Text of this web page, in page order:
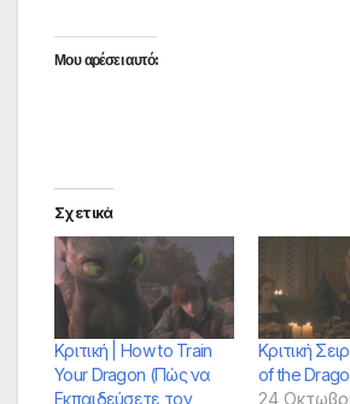
Μου αρέσει αυτό:
Σχετικά
Κριτική | How to Train
Your Dragon (Πώς να
Εκπαιδεύσετε τον
Κριτική
of the
24